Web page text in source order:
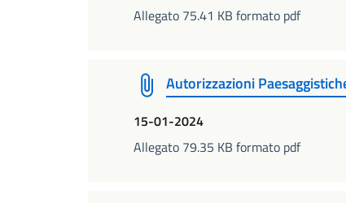
Allegato 75.41 KB formato pdf
Autorizzazioni
15-01-2024
Allegato 79.35 KB formato pdf